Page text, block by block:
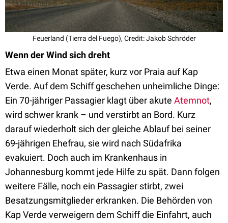
Feuerland (Tierra del Fuego), Credit: Jakob Schröder
Wenn der Wind sich dreht
Etwa einen Monat später, kurz vor Praia auf Kap
Verde. Auf dem Schiff geschehen unheimliche Dinge:
Ein 70-jähriger Passagier klagt über akute Atemnot,
wird schwer krank – und verstirbt an Bord. Kurz
darauf wiederholt sich der gleiche Ablauf bei seiner
69-jährigen Ehefrau, sie wird nach Südafrika
evakuiert. Doch auch im Krankenhaus in
Johannesburg kommt jede Hilfe zu spät. Dann folgen
weitere Fälle, noch ein Passagier stirbt, zwei
Besatzungsmitglieder erkranken. Die Behörden von
Kap Verde verweigern dem Schiff die Einfahrt, auch